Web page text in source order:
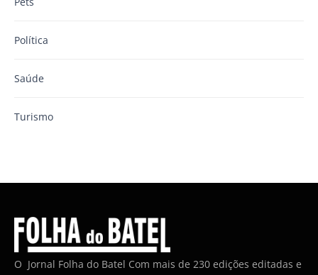
Política
Saúde
Turismo
O Jornal Folha do Batel Com mais de 230 edições editadas e